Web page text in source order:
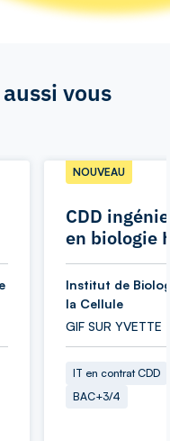
vous
CDD
en biologie
NOUVEAU
Institut de
la Cellule
GIF SUR YVETTE
IT en contrat CDD
BAC+3/4